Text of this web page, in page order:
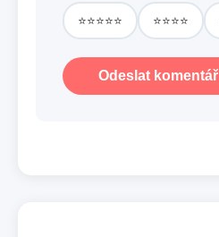
⭐⭐⭐⭐⭐ ⭐⭐⭐⭐
Odeslat komentář